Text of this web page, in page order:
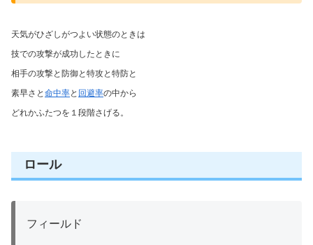
天気がひざしがつよい状態のときは
技での攻撃が成功したときに
相手の攻撃と防御と特攻と特防と
素早さと 命中率と 回避率の中から
どれかふたつを１段階さげる。
ロール
フィールド